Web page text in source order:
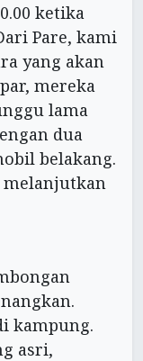
ketika
Pare, kami
yang akan
mereka
lama
dua
belakang.
melanjutkan
kampung.
asri,